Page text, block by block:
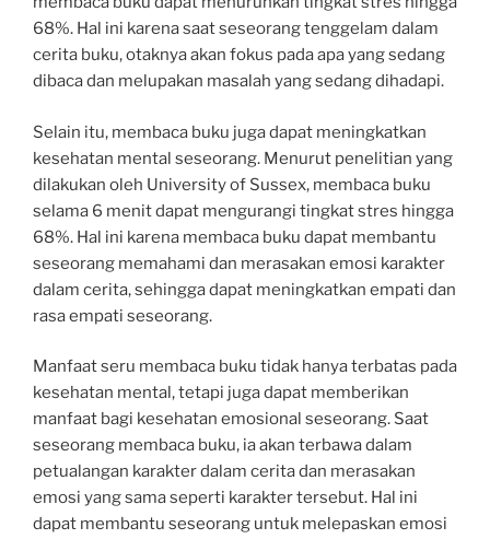
68%. Hal ini karena saat seseorang tenggelam dalam
cerita buku, otaknya akan fokus pada apa yang sedang
dibaca dan melupakan masalah yang sedang dihadapi.
Selain itu, membaca buku juga dapat meningkatkan
kesehatan mental seseorang. Menurut penelitian yang
dilakukan oleh University of Sussex, membaca buku
selama 6 menit dapat mengurangi tingkat stres hingga
68%. Hal ini karena membaca buku dapat membantu
seseorang memahami dan merasakan emosi karakter
dalam cerita, sehingga dapat meningkatkan empati dan
rasa empati seseorang.
Manfaat seru membaca buku tidak hanya terbatas pada
kesehatan mental, tetapi juga dapat memberikan
manfaat bagi kesehatan emosional seseorang. Saat
seseorang membaca buku, ia akan terbawa dalam
petualangan karakter dalam cerita dan merasakan
emosi yang sama seperti karakter tersebut. Hal ini
dapat membantu seseorang untuk melepaskan emosi